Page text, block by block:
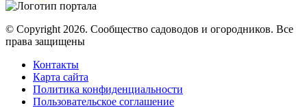
© Copyright 2026. Cообщество садоводов и огородников. Все
права защищены
Контакты
Карта сайта
Политика конфиденциальности
Пользовательское соглашение